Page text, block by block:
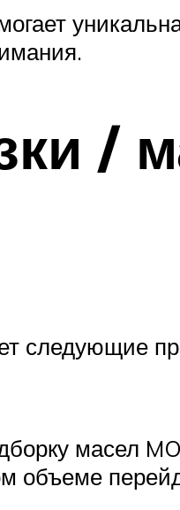
/
следующие
масел
объеме